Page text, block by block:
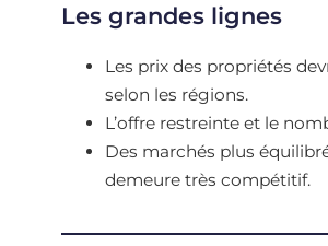
Les grandes lignes
Les prix des propriétés
selon les régions.
L’offre restreinte et le
Des marchés plus
demeure très compétitif.